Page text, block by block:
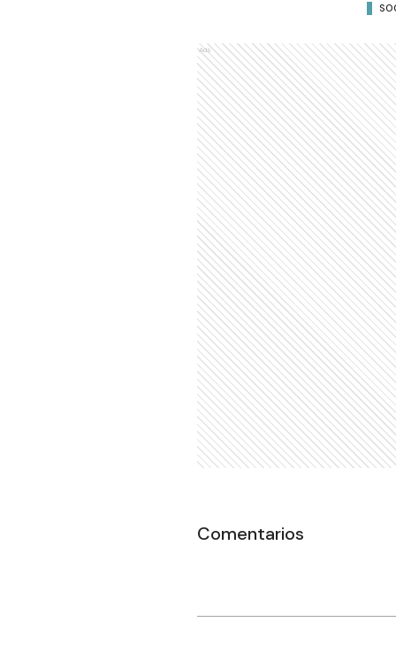
Ads
Comentarios